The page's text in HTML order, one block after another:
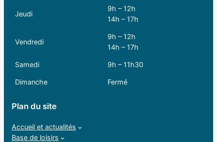
Jeudi
9h – 12h
14h – 17h
Vendredi
9h – 12h
14h – 17h
Samedi 9h – 11h30
Dimanche Fermé
Plan du site
Accueil et actualités
Base de loisirs